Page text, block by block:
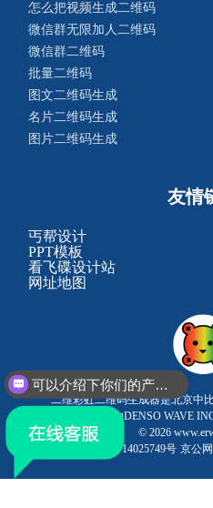
怎么把视频生成二维码
微信群无限加人二维码
微信群二维码
批量二维码
图文二维码生成
名片二维码生成
图片二维码生成
友情
丐帮设计
PPT模板
看飞碟设计站
网址地图
二维彩虹二维码生成器是北京中
二维码由DENSO WAVE
© 2026
京ICP备14025749号 京公
你们是怎么收费的呢？